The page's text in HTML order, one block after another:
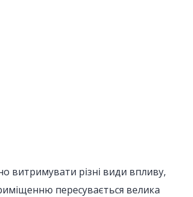
витримувати різні види впливу,
пересувається велика